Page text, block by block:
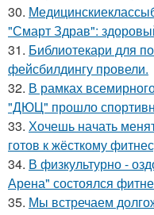
30.
"Смарт Здрав":
31. Библиотекари для
фейсбилдингу провели.
32. В рамках
"ДЮЦ" прошло
33. Хочешь начать
готов к жёсткому
34. В физкультурно -
Арена" состоялся
35. Мы встречаем